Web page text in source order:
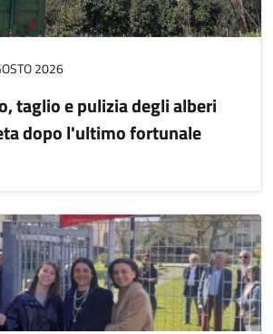
2026
taglio e pulizia degli alberi
dopo l'ultimo fortunale